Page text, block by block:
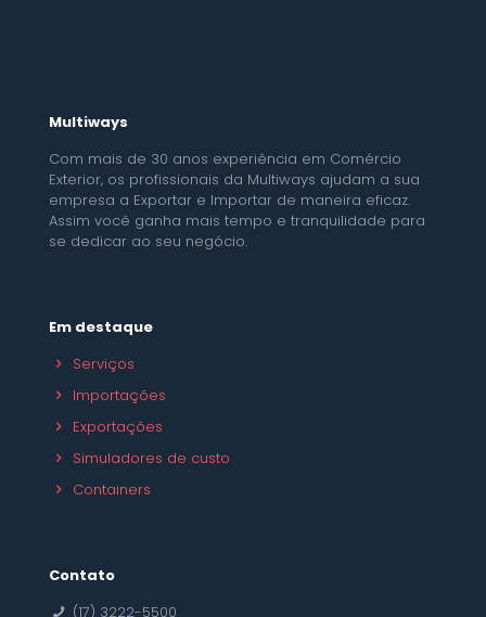
Multiways
Com mais de 30 anos experiência em Comércio
Exterior, os profissionais da Multiways ajudam a sua
empresa a Exportar e Importar de maneira eficaz.
Assim você ganha mais tempo e tranquilidade para
se dedicar ao seu negócio.
Em destaque
Serviços
Importações
Exportações
Simuladores de custo
Containers
Contato
(17) 3222-5500